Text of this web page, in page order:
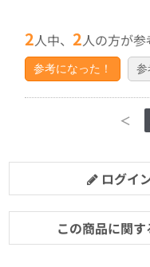
2人中、2人の方が参
参考になった！ 参
＜
ログイ
この商品に関